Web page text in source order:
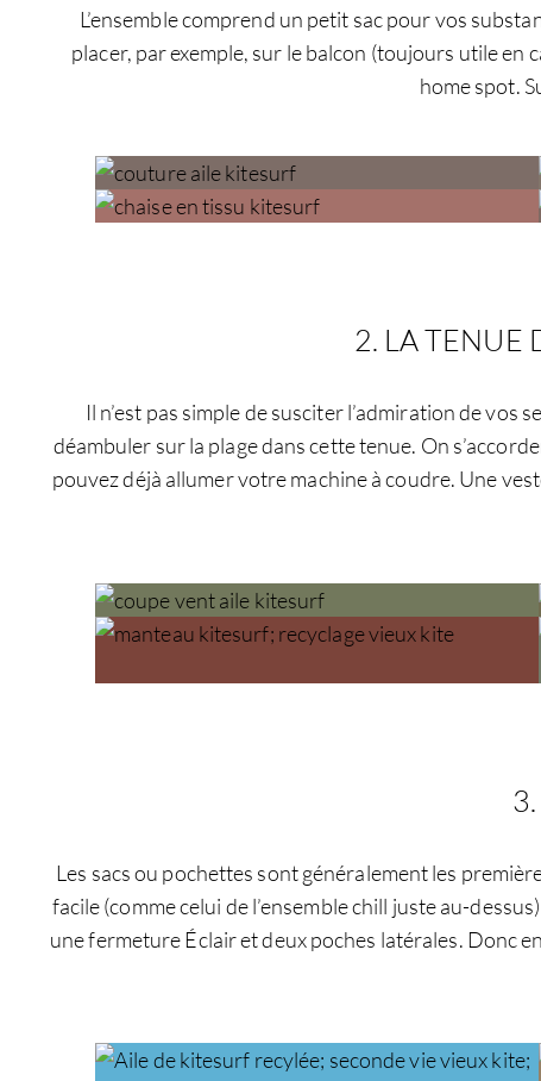
L’ensemble comprend un petit sac pour vos
placer, par exemple, sur le balcon (toujours utile
home spot.
2. LA TENUE
Il n’est pas simple de susciter l’admiration de
déambuler sur la plage dans cette tenue. On
pouvez déjà allumer votre machine à coudre. Une
Les sacs ou pochettes sont généralement les
facile (comme celui de l’ensemble chill juste au-
une fermeture Éclair et deux poches latérales. Donc